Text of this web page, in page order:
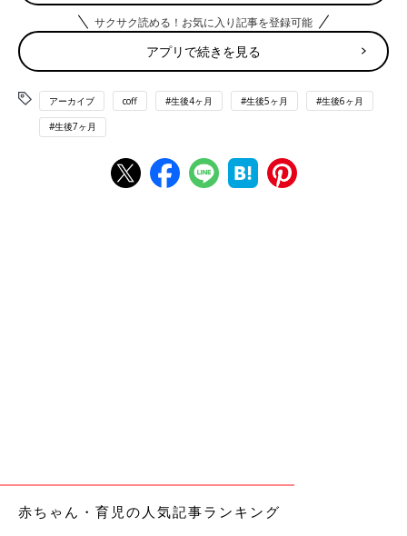
サクサク読める！お気に入り記事を登録可能
アプリで続きを見る
アーカイブ coff #生後4ヶ月 #生後5ヶ月 #生後6ヶ月
#生後7ヶ月
赤ちゃん・育児の人気記事ランキング